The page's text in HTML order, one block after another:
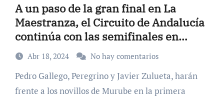
A un paso de la gran final en La
Maestranza, el Circuito de Andalucía
continúa con las semifinales en
Atarfe
Abr 18, 2024 No hay comentarios
Pedro Gallego, Peregrino y Javier Zulueta, harán
frente a los novillos de Murube en la primera